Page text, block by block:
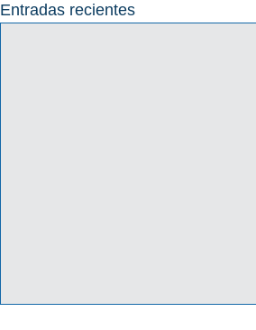
Entradas recientes